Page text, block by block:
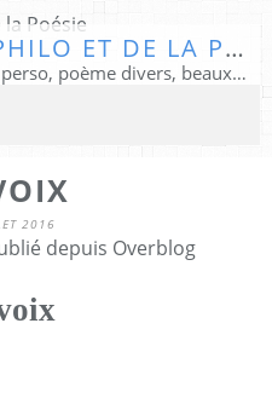
LE MONDE DE LA PHILO ET DE LA POÉSIE
Extraits de livres lus, poèmes perso, poème divers, beaux textes...
2016
depuis Overblog